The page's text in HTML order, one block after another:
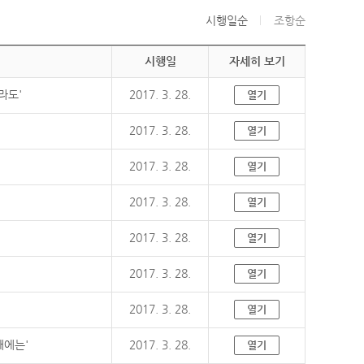
시행일순 조항순
시행일 자세히 보기
도' 2017. 3. 28. 열기
2017. 3. 28. 열기
2017. 3. 28. 열기
2017. 3. 28. 열기
2017. 3. 28. 열기
2017. 3. 28. 열기
2017. 3. 28. 열기
에는' 2017. 3. 28. 열기